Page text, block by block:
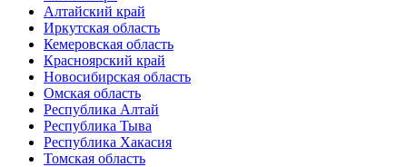
Алтайский край
Иркутская область
Кемеровская область
Красноярский край
Новосибирская область
Омская область
Республика Алтай
Республика Тыва
Республика Хакасия
Томская область